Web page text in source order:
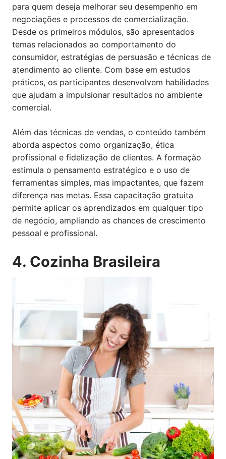
para quem deseja melhorar seu desempenho em
negociações e processos de comercialização.
Desde os primeiros módulos, são apresentados
temas relacionados ao comportamento do
consumidor, estratégias de persuasão e técnicas de
atendimento ao cliente. Com base em estudos
práticos, os participantes desenvolvem habilidades
que ajudam a impulsionar resultados no ambiente
comercial.
Além das técnicas de vendas, o conteúdo também
aborda aspectos como organização, ética
profissional e fidelização de clientes. A formação
estimula o pensamento estratégico e o uso de
ferramentas simples, mas impactantes, que fazem
diferença nas metas. Essa capacitação gratuita
permite aplicar os aprendizados em qualquer tipo
de negócio, ampliando as chances de crescimento
pessoal e profissional.
4. Cozinha Brasileira